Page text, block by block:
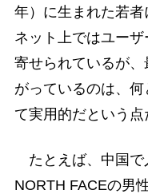
年）に生まれた若者
ネット上ではユー
寄せられているが
がっているのは、
て実用的だという点
たとえば、中国で
NORTH FACEの男